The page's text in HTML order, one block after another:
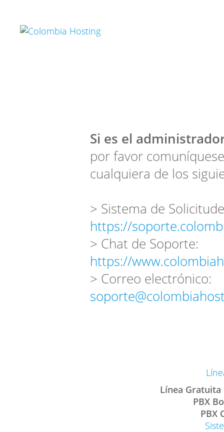
Si es el
por favor
cualquiera de los
> Sistema de
https://
> Chat de Soporte:
https://
> Correo electrónico:
Línea Gratuita
PBX
PBX